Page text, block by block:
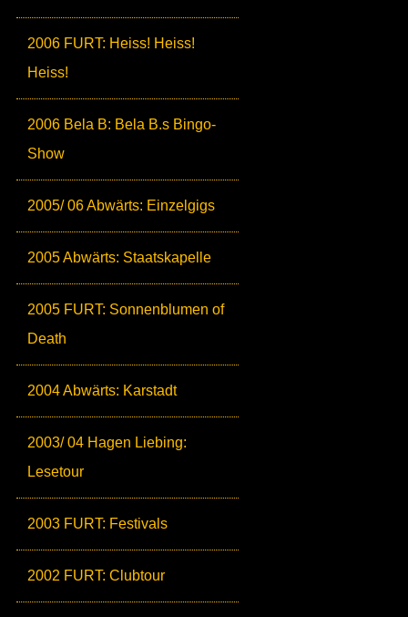
2006 FURT: Heiss! Heiss!
Heiss!
2006 Bela B: Bela B.s Bingo-
Show
2005/ 06 Abwärts: Einzelgigs
2005 Abwärts: Staatskapelle
2005 FURT: Sonnenblumen of
Death
2004 Abwärts: Karstadt
2003/ 04 Hagen Liebing:
Lesetour
2003 FURT: Festivals
2002 FURT: Clubtour